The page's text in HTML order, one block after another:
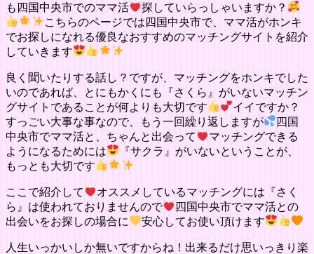
も四国中央市でのママ活
探していらっしゃいますか？
こちらのページでは四国中央市で、ママ活がホンキ
でお探しになれる優良なおすすめのマッチングサイトを紹介
していきます
良く聞いたりする話し？ですが、マッチングをホンキでした
いのであれば、とにもかくにも『さくら』がいないマッチン
グサイトであることが何よりも大切です
イイですか？
すっごい大事な事なので、もう一回繰り返しますが
四国
中央市でママ活と、ちゃんと出会って
マッチングできる
ようになるためには
『サクラ』がいないということが、
もっとも大切です
ここで紹介して
オススメしているマッチングには『さく
ら』は使われておりませんので
四国中央市でママ活との
出会いをお探しの場合に
安心してお使い頂けます
人生いっかいしか無いですからね！出来るだけ思いっきり楽